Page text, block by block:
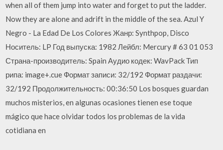
when all of them jump into water and forget to put the ladder.
Now they are alone and adrift in the middle of the sea. Azul Y
Negro - La Edad De Los Colores Жанр: Synthpop, Disco
Носитель: LP Год выпуска: 1982 Лейбл: Mercury # 63 01 053
Страна-производитель: Spain Аудио кодек: WavPack Тип
рипа: image+.cue Формат записи: 32/192 Формат раздачи:
32/192 Продолжительность: 00:36:50 Los bosques guardan
muchos misterios, en algunas ocasiones tienen ese toque
mágico que hace olvidar todos los problemas de la vida
cotidiana en